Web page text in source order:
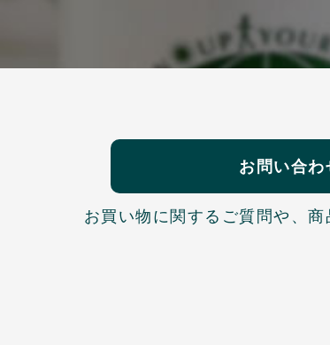
お問い合わ
お買い物に関するご質問や、商